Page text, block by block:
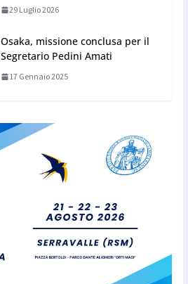
29 Luglio 2026
Osaka, missione conclusa per il
Segretario Pedini Amati
17 Gennaio 2025